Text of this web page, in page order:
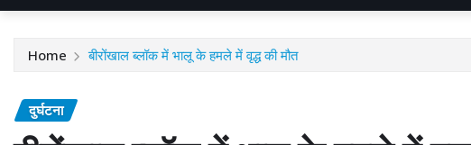
Home बीरोंखाल ब्लॉक में भालू के हमले में वृद्ध की मौत
दुर्घटना